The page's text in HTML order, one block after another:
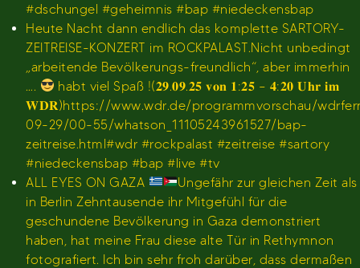
#dschungel #geheimnis #bap #niedeckensbap
Heute Nacht dann endlich das komplette SARTORY-
ZEITREISE-KONZERT im ROCKPALAST.Nicht unbedingt
„arbeitende Bevölkerungs-freundlich“, aber immerhin
….
habt viel Spaß !(𝟐𝟗.𝟎𝟗.𝟐𝟓 𝐯𝐨𝐧 𝟏:𝟐𝟓 – 𝟒:𝟐𝟎 𝐔𝐡𝐫 𝐢𝐦
𝐖𝐃𝐑)https://www.wdr.de/programmvorschau/
09-29/00-55/whatson_11105243961527/bap-
zeitreise.html#wdr #rockpalast #zeitreise #sartory
#niedeckensbap #bap #live #tv
ALL EYES ON GAZA
Ungefähr zur gleichen Zeit als
in Berlin Zehntausende ihr Mitgefühl für die
geschundene Bevölkerung in Gaza demonstriert
haben, hat meine Frau diese alte Tür in Rethymnon
fotografiert. Ich bin sehr froh darüber, dass dermaßen